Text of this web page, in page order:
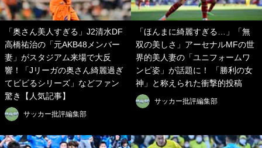
「奥さん美人すぎる」J2清水DF
高橋祐治の「元AKB48メンバー
妻」がスタジアム来場で大反
響！「Jリーガの奥さん綺麗過ぎ
てビビるシリーズ」などファン
驚き【人気記事】
サッカー批評編集部
「ほんまに綺麗すぎる…」「無
双の美しさ」アーセナルMFの世
界的美人妻の「ユニフォームワ
ンピ姿」が話題に！ 「勝利の女
神」と称えられた衝撃的投稿
サッカー批評編集部